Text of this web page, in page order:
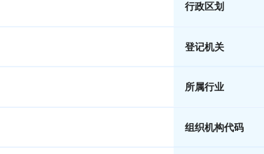
行政区划
登记机关
所属行业
组织机构代码